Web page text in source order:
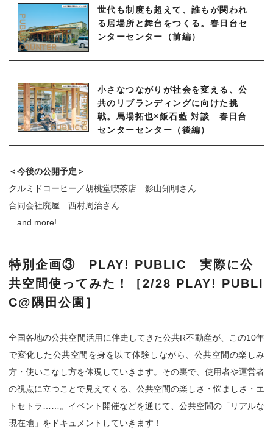
世代も制度も超えて、誰もが関われ
る居場所と舞台をつくる。春日台セ
ンターセンター（前編）
小さなつながりが社会を変える、公
共のリブランディングに向けた挑
戦。馬場拓也×飯石藍 対談 春日台
センターセンター（後編）
＜今後の公開予定＞
クルミドコーヒー／胡桃堂喫茶店 影山知明さん
合同会社廃屋 西村周治さん
…and more!
特別企画③ PLAY! PUBLIC 実際に公
共空間使ってみた！
［2/28 PLAY! PUBLI
C@隅田公園］
全国各地の公共空間活用に伴走してきた公共R不動産が、この10年
で変化した公共空間を身を以て体験しながら、公共空間の楽しみ
方・使いこなし方を体現していきます。その裏で、使用者や運営者
の視点に立つことで見えてくる、公共空間の楽しさ・悩ましさ・エ
トセトラ……。イベント開催などを通じて、公共空間の「リアルな
現在地」をドキュメントしていきます！